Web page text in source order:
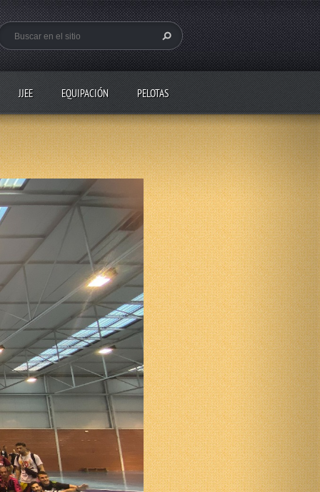
JJEE EQUIPACIÓN PELOTAS